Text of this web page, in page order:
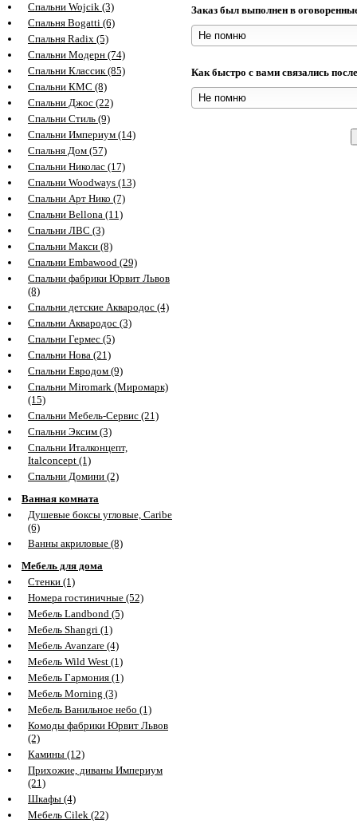
Спальни Wojcik (3)
Спальня Bogatti (6)
Спальня Radix (5)
Спальни Модерн (74)
Спальни Классик (85)
Спальни КМС (8)
Спальни Джос (22)
Спальни Стиль (9)
Спальни Империум (14)
Спальня Дом (57)
Спальни Николас (17)
Спальни Woodways (13)
Спальни Арт Нико (7)
Спальни Bellona (11)
Спальни ЛВС (3)
Спальни Макси (8)
Спальни Embawood (29)
Спальни фабрики Юрвит Львов
(8)
Спальни детские Аквародос (4)
Спальни Аквародос (3)
Спальни Гермес (5)
Спальни Нова (21)
Спальни Евродом (9)
Спальни Miromark (Миромарк)
(15)
Спальни Мебель-Сервис (21)
Спальни Эксим (3)
Спальни Италконцепт,
Italconcept (1)
Спальни Домини (2)
Ванная комната
Душевые боксы угловые, Caribe
(6)
Ванны акриловые (8)
Мебель для дома
Стенки (1)
Номера гостиничные (52)
Мебель Landbond (5)
Мебель Shangri (1)
Мебель Avanzare (4)
Мебель Wild West (1)
Мебель Гармония (1)
Мебель Morning (3)
Мебель Ванильное небо (1)
Комоды фабрики Юрвит Львов
(2)
Камины (12)
Прихожие, диваны Империум
(21)
Шкафы (4)
Мебель Cilek (22)
Заказ был выполнен в
Как быстро с вами связались